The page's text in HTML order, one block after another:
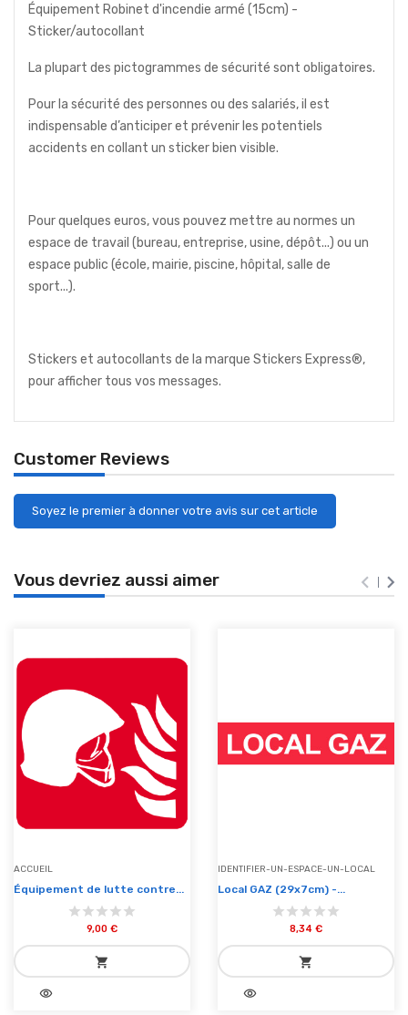
Équipement Robinet d'incendie armé (15cm) -
Sticker/autocollant
La plupart des pictogrammes de sécurité sont obligatoires.
Pour la sécurité des personnes ou des salariés, il est
indispensable d’anticiper et prévenir les potentiels
accidents en collant un sticker bien visible.
Pour quelques euros, vous pouvez mettre au normes un
espace de travail (bureau, entreprise, usine, dépôt...) ou un
espace public (école, mairie, piscine, hôpital, salle de
sport...).
Stickers et autocollants de la marque Stickers Express®,
pour afficher tous vos messages.
Customer Reviews
Soyez le premier à donner votre avis sur cet article
Vous devriez aussi aimer
ACCUEIL
Équipement de lutte contre...
9,00 €
shopping_cart
add_shopping_cartvisibility
IDENTIFIER-UN-ESPACE-UN-LOCAL
Local GAZ (29x7cm) -...
8,34 €
shopping_cart
add_shopping_cartvisibility
 